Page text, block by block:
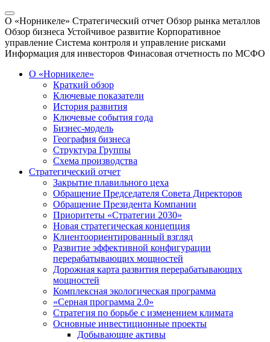
О «Норникеле» Стратегический отчет Обзор рынка металлов
Обзор бизнеса Устойчивое развитие Корпоративное
управление Система контроля и управление рисками
Информация для инвесторов Финасовая отчетность по МСФО
О «Норникеле»
Краткий обзор
Ключевые показатели
История развития
Ключевые события года
Бизнес-модель
География бизнеса
Структура Группы
Схема производства
Стратегический отчет
Закрытие плавильного цеха
Обращение Председателя Совета Директоров
Обращение Президента Компании
Приоритеты «Стратегии 2030»
Новая стратегическая концепция
Клиентоориентированный взгляд
Развитие эффективной конфигурации
перерабатывающих мощностей
Дорожная карта развития перерабатывающих
мощностей
Комплексная экологическая программа
«Серная программа 2.0»
Стратегия по борьбе с изменением климата
Основные инвестиционные проекты
Добывающие активы